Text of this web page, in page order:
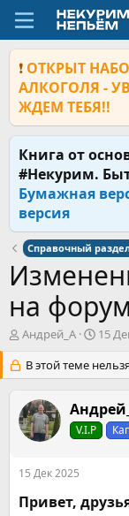
❗ ОТКРЫТ
АЛКОГОЛЯ -
ЖДЕМ ТЕБЯ!!
Книга от
#Некурим.
Бумажная
версия
Справочный
на
А
о
т
е
м
Андрей_А
Д
т
а
а
ч
а
15
В этой теме
V.I.P
15 Дек 2025
Привет,